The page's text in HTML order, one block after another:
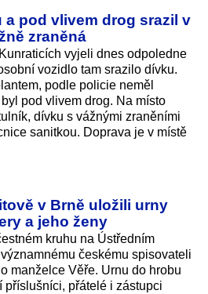
a pod vlivem drog srazil v
zraněná
vyjeli dnes odpoledne
vozidlo tam srazilo dívku.
podle policie neměl
pod vlivem drog. Na místo
dívku s vážnými zraněními
sanitkou. Doprava je v místě
v Brně uložili urny
a jeho ženy
kruhu na Ústředním
českému spisovateli
manželce Věře. Urnu do hrobu
příslušníci, přátelé i zástupci